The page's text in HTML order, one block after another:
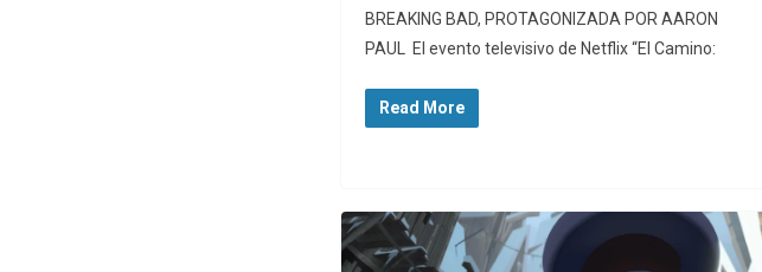
BREAKING BAD, PROTAGONIZADA POR AARON
PAUL El evento televisivo de Netflix “El Camino:
Read More